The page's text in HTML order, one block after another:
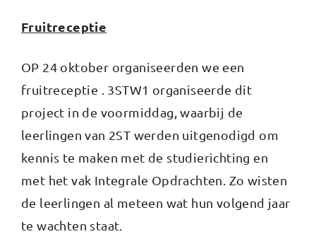
Fruitreceptie
OP 24 oktober organiseerden we een
fruitreceptie . 3STW1 organiseerde dit
project in de voormiddag, waarbij de
leerlingen van 2ST werden uitgenodigd om
kennis te maken met de studierichting en
met het vak Integrale Opdrachten. Zo wisten
de leerlingen al meteen wat hun volgend jaar
te wachten staat.